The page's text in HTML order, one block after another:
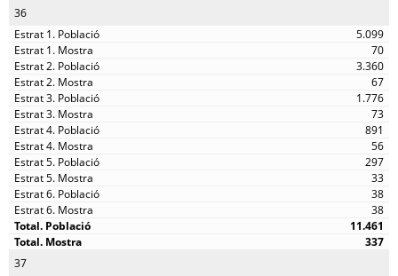
36
5.099
70
3.360
67
1.776
73
891
56
297
33
38
38
11.461
337
37